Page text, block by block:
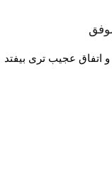
اتفاق عجیب تری بیفتد